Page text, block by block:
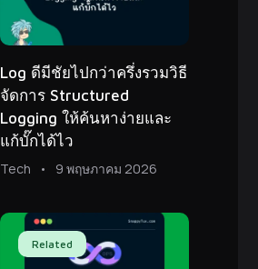
Log ดีมีชัยไปกว่าครึ่งรวมวิธี
จัดการ Structured
Logging ให้ค้นหาง่ายและ
แก้บั๊กได้ไว
Tech 9 พฤษภาคม 2026
Related